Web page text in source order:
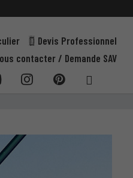
Devis Professionnel
contacter / Demande SAV